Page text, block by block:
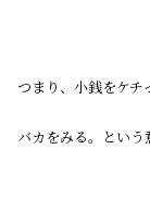
つまり、小銭をケ
バカをみる。という